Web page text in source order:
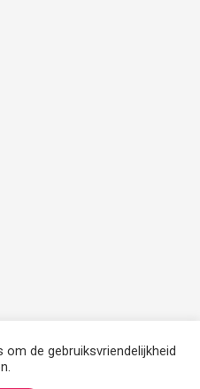
de gebruiksvriendelijkheid